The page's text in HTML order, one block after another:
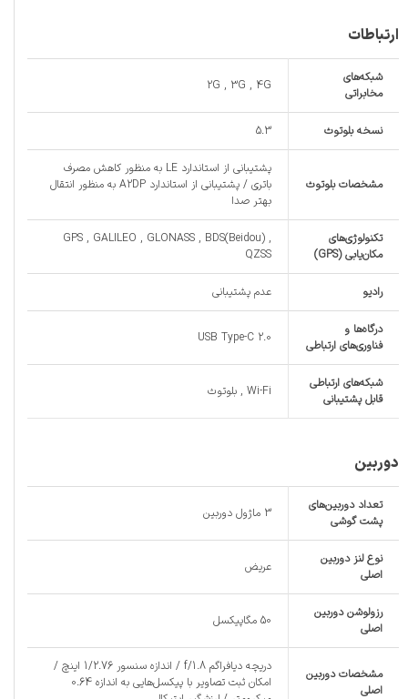
ارتباطات
شبکه‌های
مخابراتی
2G , 3G , 4G
نسخه بلوتوث 5.3
مشخصات بلوتوث
پشتیبانی از استاندارد LE به منظور کاهش مصرف
باتری / پشتیبانی از استاندارد A2DP به منظور انتقال
بهتر صدا
تکنولوژی‌های
مکان‌یابی (GPS)
GPS , GALILEO , GLONASS , BDS(Beidou) ,
QZSS
رادیو عدم پشتیبانی
درگاه‌ها و
فناوری‌های ارتباطی
USB Type-C 2.0
شبکه‌های ارتباطی
قابل پشتیبانی
Wi-Fi , بلوتوث
دوربین
تعداد دوربین‌های
پشت گوشی
3 ماژول دوربین
نوع لنز دوربین
اصلی
عریض
رزولوشن دوربین
اصلی
50 مگاپیکسل
مشخصات دوربین
اصلی
دریچه دیافراگم f/1.8 / اندازه سنسور 1/2.76 اینچ /
امکان ثبت تصاویر با پیکسل‌هایی به اندازه 0.64